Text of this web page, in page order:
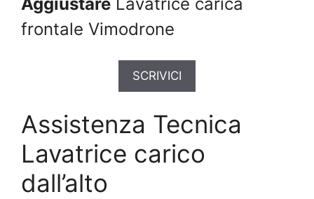
frontale Vimodrone
SCRIVICI
Assistenza Tecnica
Lavatrice carico
dall’alto